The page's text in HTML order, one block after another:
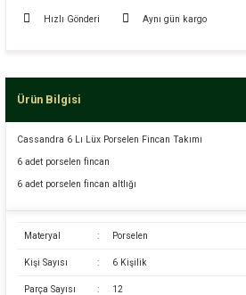
Hızlı Gönderi Aynı gün kargo
Ürün Bilgisi
Cassandra 6 Lı Lüx Porselen Fincan Takımı
6 adet porselen fincan
6 adet porselen fincan altlığı
Materyal : Porselen
Kişi Sayısı : 6 Kişilik
Parça Sayısı : 12